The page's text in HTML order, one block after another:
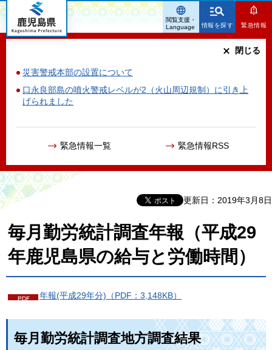
鹿児島県
情報を探す 緊急情報
災害警戒本部の設置について
口永良部島の噴火警戒レベルが2（火山周辺規制）に引き上
げられました
緊急情報一覧 緊急情報RSS
閉じる
閲覧支援・
Language
更新日：2019年3月8日
毎月勤労統計調査年報（平成29
年鹿児島県の給与と労働時間）
年報(平成29年分)（PDF：3,148KB）
毎月勤労統計調査地方調査結果